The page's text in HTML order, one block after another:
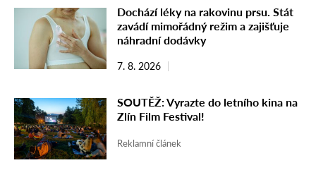
Dochází léky na rakovinu prsu. Stát
zavádí mimořádný režim a zajišťuje
náhradní dodávky
7. 8. 2026
SOUTĚŽ: Vyrazte do letního kina na
Zlín Film Festival!
Reklamní článek